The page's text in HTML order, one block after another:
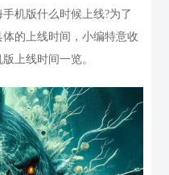
机版什么时候上线?为了
的上线时间，小编特意收
上线时间一览。